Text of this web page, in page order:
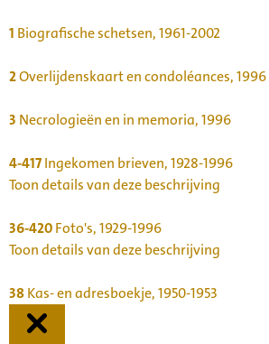
1 Biografische schetsen, 1961-2002
2Overlijdenskaart en condoléances, 1996
3 Necrologieën en in memoria, 1996
4-417Ingekomen brieven, 1928-1996
Toon details van deze beschrijving
36-420Foto's, 1929-1996
Toon details van deze beschrijving
38Kas- en adresboekje, 1950-1953